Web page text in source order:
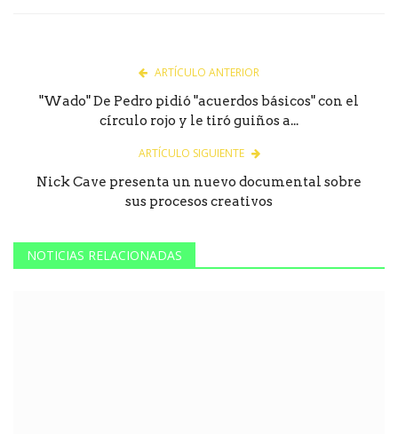
ARTÍCULO ANTERIOR
"Wado" De Pedro pidió "acuerdos básicos" con el
círculo rojo y le tiró guiños a...
ARTÍCULO SIGUIENTE
Nick Cave presenta un nuevo documental sobre
sus procesos creativos
NOTICIAS RELACIONADAS